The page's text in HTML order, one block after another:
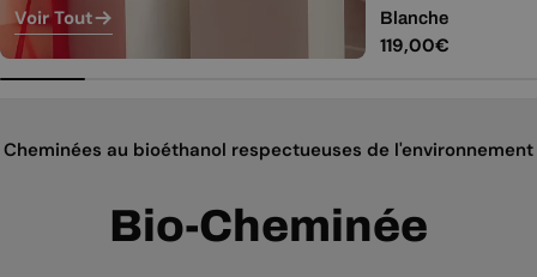
Voir Tout
Blanche
Prix
119,00€
Cheminées au bioéthanol respectueuses de l'environnement
Bio-Cheminée